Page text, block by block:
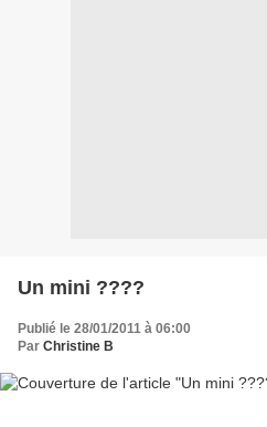
Un mini ????
Publié le 28/01/2011 à 06:00
Par Christine B